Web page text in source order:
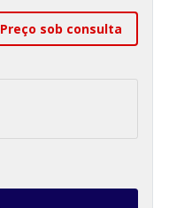
Preço sob consulta